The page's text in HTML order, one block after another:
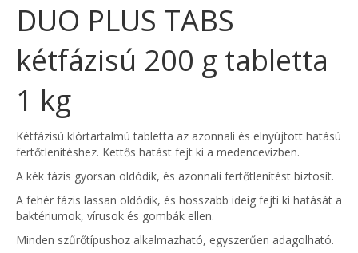
DUO PLUS TABS
kétfázisú 200 g tabletta
1 kg
Kétfázisú klórtartalmú tabletta az azonnali és elnyújtott hatású
fertőtlenítéshez. Kettős hatást fejt ki a medencevízben.
A kék fázis gyorsan oldódik, és azonnali fertőtlenítést biztosít.
A fehér fázis lassan oldódik, és hosszabb ideig fejti ki hatását a
baktériumok, vírusok és gombák ellen.
Minden szűrőtípushoz alkalmazható, egyszerűen adagolható.